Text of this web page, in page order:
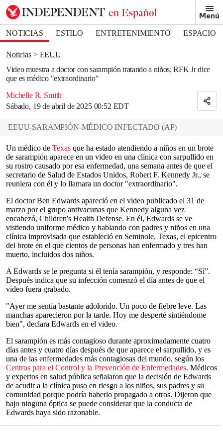
Menú
NOTICIAS ESTILO ENTRETENIMIENTO
ESPACIO
DEPORTES
Noticias
EEUU
Video muestra a doctor con sarampión tratando a niños; RFK Jr dice
que es médico "extraordinario"
Michelle R. Smith
Sábado, 19 de abril de 2025 00:52 EDT
Bookmark popover
Removed from bookmarks
Close popover
EEUU-SARAMPIÓN-MÉDICO INFECTADO (AP)
Un médico de Texas que ha estado atendiendo a niños en un brote
de sarampión aparece en un video en una clínica con sarpullido en
su rostro causado por esa enfermedad, una semana antes de que el
secretario de Salud de Estados Unidos, Robert F. Kennedy Jr., se
reuniera con él y lo llamara un doctor "extraordinario".
El doctor Ben Edwards apareció en el video publicado el 31 de
marzo por el grupo antivacunas que Kennedy alguna vez
encabezó, Children's Health Defense. En él, Edwards se ve
vistiendo uniforme médico y hablando con padres y niños en una
clínica improvisada que estableció en Seminole, Texas, el epicentro
del brote en el que cientos de personas han enfermado y tres han
muerto, incluidos dos niños.
A Edwards se le pregunta si él tenía sarampión, y responde: “Sí”.
Después indica que su infección comenzó el día antes de que el
video fuera grabado.
"Ayer me sentía bastante adolorido. Un poco de fiebre leve. Las
manchas aparecieron por la tarde. Hoy me desperté sintiéndome
bien", declara Edwards en el video.
El sarampión es más contagioso durante aproximadamente cuatro
días antes y cuatro días después de que aparece el sarpullido, y es
una de las enfermedades más contagiosas del mundo, según los
Centros para el Control y la Prevención de Enfermedades. Médicos
y expertos en salud pública señalaron que la decisión de Edwards
de acudir a la clínica puso en riesgo a los niños, sus padres y su
comunidad porque podría haberlo propagado a otros. Dijeron que
bajo ninguna óptica se puede considerar que la conducta de
Edwards haya sido razonable.